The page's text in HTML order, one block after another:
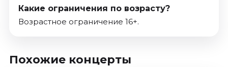
Какие ограничения по возрасту?
Возрастное ограничение 16+.
Похожие концерты